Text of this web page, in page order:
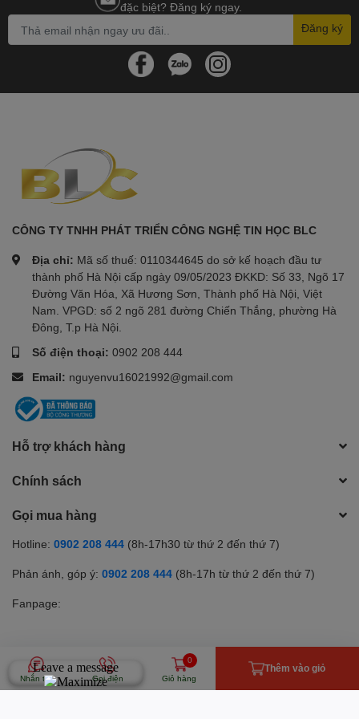
đặc biệt? Đăng ký ngay.
Đăng ký
CÔNG TY TNHH PHÁT TRIỂN CÔNG NGHỆ TIN HỌC BLC
Địa chỉ: Mã số thuế: 0110344645 do sở kế hoạch đầu tư
thành phố Hà Nội cấp ngày 09/05/2023 ĐKKD: Số 33, Ngõ 17
Đường Văn Hóa, Xã Hương Sơn, Thành phố Hà Nội, Việt
Nam. VPGD: số 2 ngõ 281 đường Chiến Thắng, phường Hà
Đông, T.p Hà Nội.
Số điện thoại: 0902 208 444
Email: nguyenvu16021992@gmail.com
Hỗ trợ khách hàng
Chính sách
Gọi mua hàng
Hotline: 0902 208 444 (8h-17h30 từ thứ 2 đến thứ 7)
Phản ánh, góp ý: 0902 208 444 (8h-17h từ thứ 2 đến thứ 7)
Fanpage:
Phương thức thanh toán
Nhắn tin Gọi điện
0
Giỏ hàng
Thêm vào giỏ